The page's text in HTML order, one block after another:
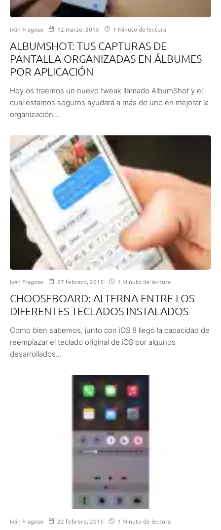
Iván Fragoso 12 marzo, 2015 1 Minuto de lectura
ALBUMSHOT: TUS CAPTURAS DE
PANTALLA ORGANIZADAS EN ÁLBUMES
POR APLICACIÓN
Hoy os traemos un nuevo tweak llamado AlbumShot y el
cual estamos seguros ayudará a más de uno en mejorar la
organización...
Iván Fragoso 27 febrero, 2015 1 Minuto de lectura
CHOOSEBOARD: ALTERNA ENTRE LOS
DIFERENTES TECLADOS INSTALADOS
Como bien sabemos, junto con iOS 8 llegó la capacidad de
reemplazar el teclado original de iOS por algunos
desarrollados...
Iván Fragoso 22 febrero, 2015 1 Minuto de lectura